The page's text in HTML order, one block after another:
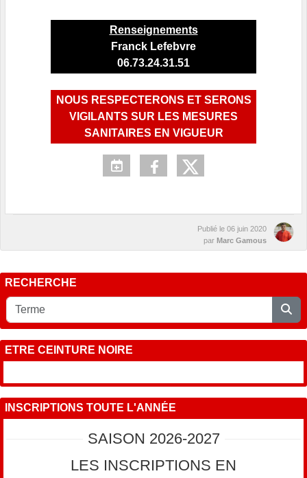
Renseignements
Franck Lefebvre
06.73.24.31.51
NOUS RESPECTERONS ET SERONS
VIGILANTS SUR LES MESURES
SANITAIRES EN VIGUEUR
Publié le 06 juin 2020
par Marc Gamous
RECHERCHE
ETRE CEINTURE NOIRE
INSCRIPTIONS TOUTE L'ANNÉE
SAISON 2026-2027
LES INSCRIPTIONS EN